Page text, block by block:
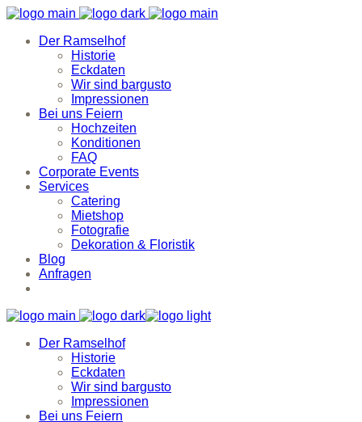
Der Ramselhof
Historie
Eckdaten
Wir sind bargusto
Impressionen
Bei uns Feiern
Hochzeiten
Konditionen
FAQ
Corporate Events
Services
Catering
Mietshop
Fotografie
Dekoration & Floristik
Blog
Anfragen
Der Ramselhof
Historie
Eckdaten
Wir sind bargusto
Impressionen
Bei uns Feiern